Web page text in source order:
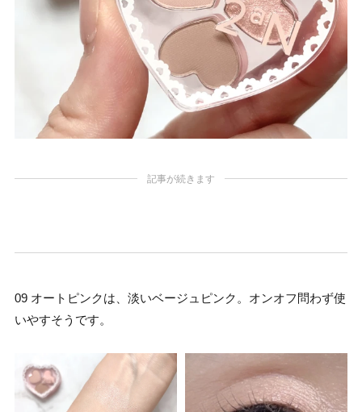
記事が続きます
09 オートピンクは、淡いベージュピンク。オンオフ問わず使
いやすそうです。